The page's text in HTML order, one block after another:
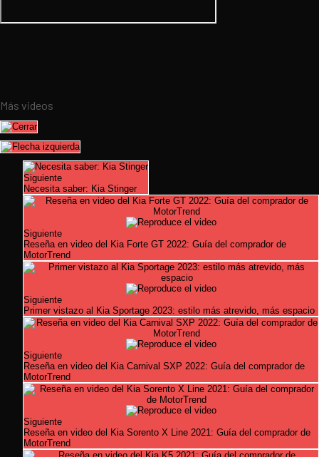
Más videos
Siguiente
Necesita saber: Kia Stinger
Siguiente
Reseña en video del Kia Forte GT 2022: Guía del comprador de
MotorTrend
Siguiente
Primer vistazo al Kia Sportage 2023: estilo más atrevido, más espacio
Siguiente
Reseña en video del Kia Carnival SXP 2022: Guía del comprador de
MotorTrend
Siguiente
Reseña en video del Kia Sorento X Line 2021: Guía del comprador de
MotorTrend